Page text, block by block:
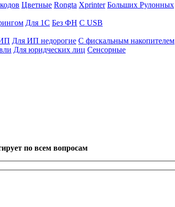
Цветные Rongta Xprinter Больших Рулонных
Для 1С Без ФН С USB
Для ИП недорогие С фискальным накопителем
Для юридческих лиц Сенсорные
по всем вопросам